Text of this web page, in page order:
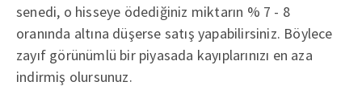
senedi, o hisseye ödediğiniz miktarın % 7 - 8
oranında altına düşerse satış yapabilirsiniz. Böylece
zayıf görünümlü bir piyasada kayıplarınızı en aza
indirmiş olursunuz.